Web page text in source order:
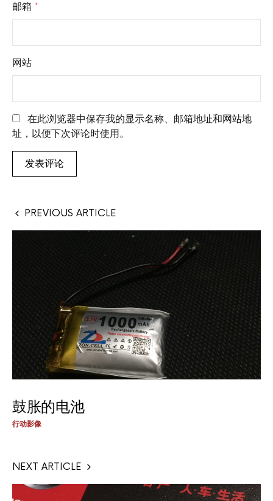
邮箱 *
网站
在此浏览器中保存我的显示名称、邮箱地址和网站地
址，以便下次评论时使用。
PREVIOUS ARTICLE
鼓胀的电池
行动影像
NEXT ARTICLE